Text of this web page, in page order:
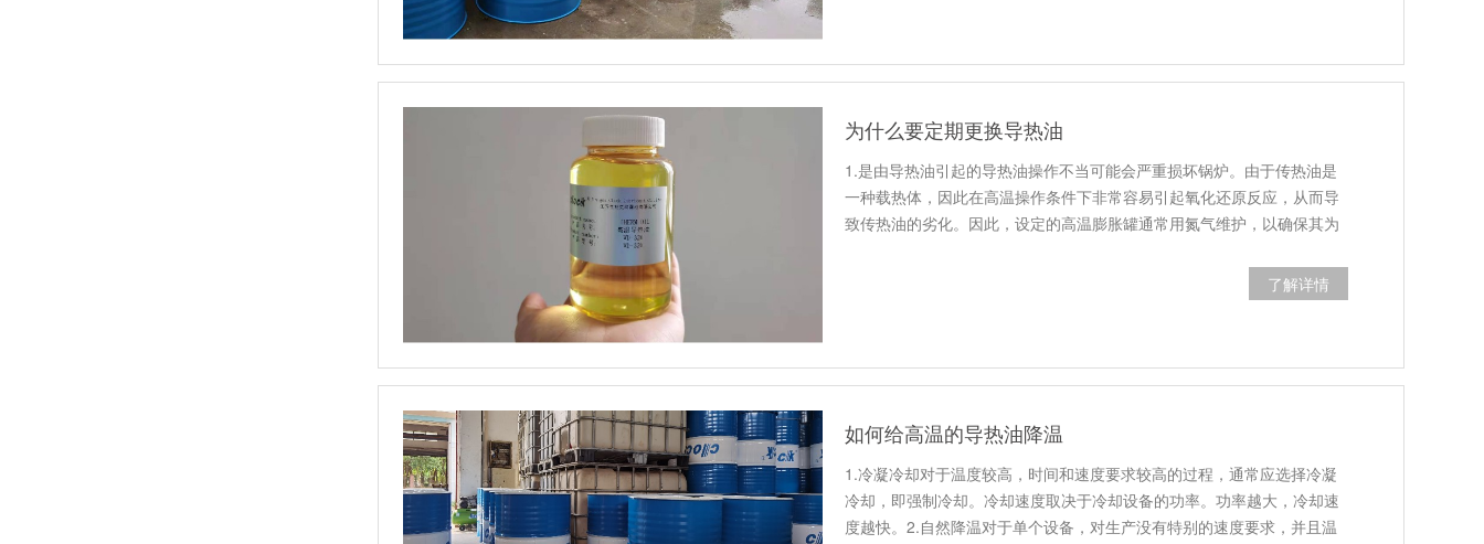
为什么要定期更换导热油
1.是由导热油引起的导热油操作不当可能会严重损坏锅炉。由于传热油是
一种载热体，因此在高温操作条件下非常容易引起氧化还原反应，从而导
致传热油的劣化。因此，设定的高温膨胀罐通常用氮气维护，以确保其为
了解详情
如何给高温的导热油降温
1.冷凝冷却对于温度较高，时间和速度要求较高的过程，通常应选择冷凝
冷却，即强制冷却。冷却速度取决于冷却设备的功率。功率越大，冷却速
度越快。2.自然降温对于单个设备，对生产没有特别的速度要求，并且温